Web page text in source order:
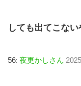
しても出てこな
56: 夜更かしさん